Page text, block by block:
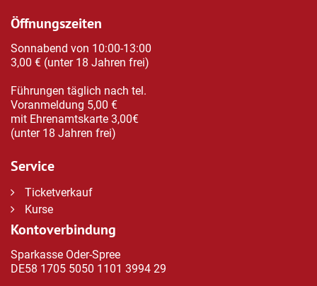
Öffnungszeiten
Sonnabend von 10:00-13:00
3,00 € (unter 18 Jahren frei)
Führungen täglich nach tel.
Voranmeldung 5,00 €
mit Ehrenamtskarte 3,00€
(unter 18 Jahren frei)
Service
Ticketverkauf
Kurse
Kontoverbindung
Sparkasse Oder-Spree
DE58 1705 5050 1101 3994 29